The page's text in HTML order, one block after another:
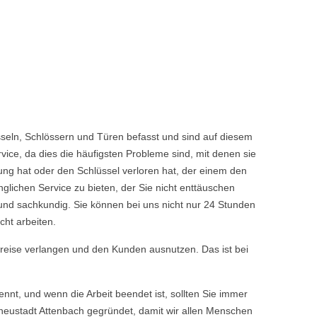
Schlössern und Türen befasst und sind auf diesem
da dies die häufigsten Probleme sind, mit denen sie
hat oder den Schlüssel verloren hat, der einem den
Service zu bieten, der Sie nicht enttäuschen
sachkundig. Sie können bei uns nicht nur 24 Stunden
arbeiten.
verlangen und den Kunden ausnutzen. Das ist bei
und wenn die Arbeit beendet ist, sollten Sie immer
Attenbach gegründet, damit wir allen Menschen